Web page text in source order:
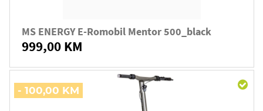
MS ENERGY E-Romobil Mentor 500_black
999,00 KM
- 100,00 KM